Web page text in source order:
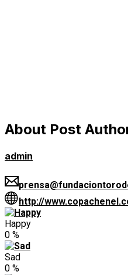
About Post
admin
http://
Happy
0 %
Sad
0 %